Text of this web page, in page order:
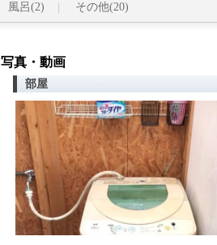
風呂(2) その他(20)
写真・動画
部屋